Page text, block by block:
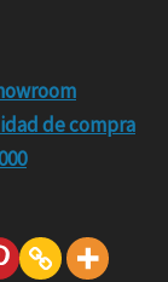
de compra